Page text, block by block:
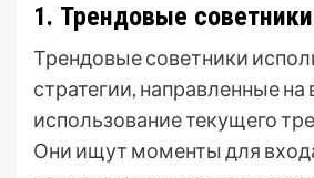
1. Трендовые
Трендовые советники
стратегии, направленные на
использование текущего
Они ищут моменты для